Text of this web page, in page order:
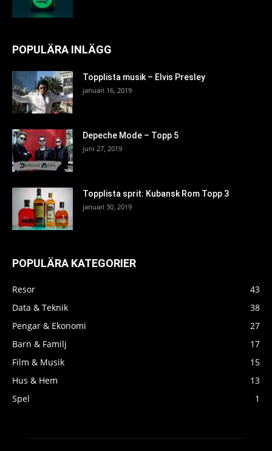
POPULÄRA INLÄGG
Topplista musik – Elvis Presley
januari 16, 2019
Depeche Mode – Topp 5
juni 27, 2019
Topplista sprit: Kubansk Rom Topp 3
januari 30, 2019
POPULÄRA KATEGORIER
Resor
43
Data & Teknik
38
Pengar & Ekonomi
27
Barn & Familj
17
Film & Musik
15
Hus & Hem
13
Spel
1